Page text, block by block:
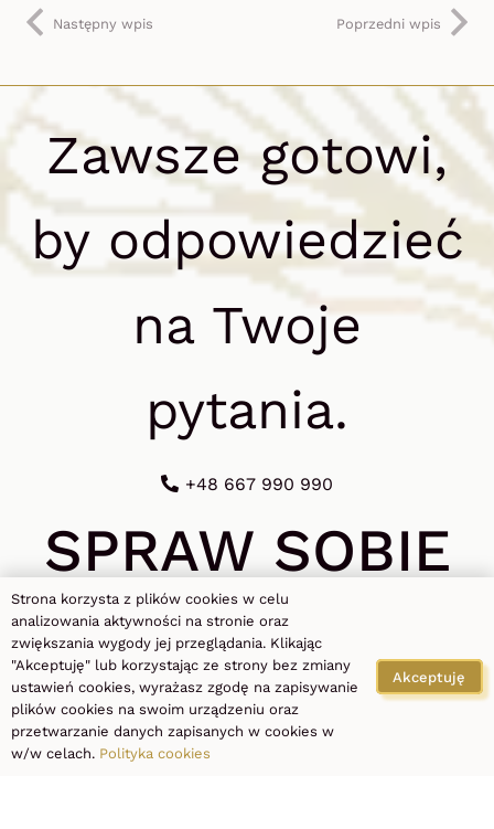
Następny wpis Poprzedni wpis
Zawsze gotowi,
by odpowiedzieć
na Twoje
pytania.
+48 667 990 990
SPRAW SOBIE
CHWILĘ
– WYBIERZ
ZABIEG I
Strona korzysta z plików cookies w celu
analizowania aktywności na stronie oraz
zwiększania wygody jej przeglądania. Klikając
"Akceptuję" lub korzystając ze strony bez zmiany
ustawień cookies, wyrażasz zgodę na zapisywanie
plików cookies na swoim urządzeniu oraz
przetwarzanie danych zapisanych w cookies w
w/w celach. Polityka cookies
Akceptuję